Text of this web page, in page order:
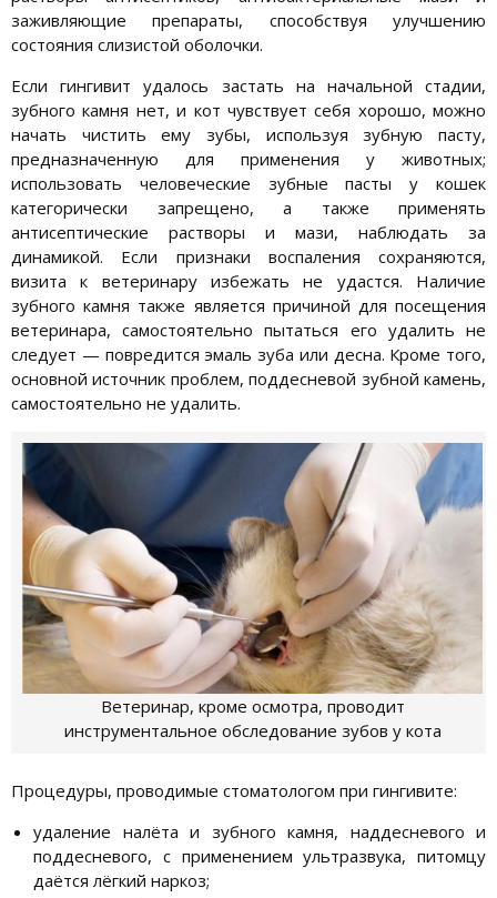
заживляющие препараты, способствуя улучшению
состояния слизистой оболочки.
Если гингивит удалось застать на начальной стадии,
зубного камня нет, и кот чувствует себя хорошо, можно
начать чистить ему зубы, используя зубную пасту,
предназначенную для применения у животных;
использовать человеческие зубные пасты у кошек
категорически запрещено, а также применять
антисептические растворы и мази, наблюдать за
динамикой. Если признаки воспаления сохраняются,
визита к ветеринару избежать не удастся. Наличие
зубного камня также является причиной для посещения
ветеринара, самостоятельно пытаться его удалить не
следует — повредится эмаль зуба или десна. Кроме того,
основной источник проблем, поддесневой зубной камень,
самостоятельно не удалить.
Ветеринар, кроме осмотра, проводит
инструментальное обследование зубов у кота
Процедуры, проводимые стоматологом при гингивите:
удаление налёта и зубного камня, наддесневого и
поддесневого, с применением ультразвука, питомцу
даётся лёгкий наркоз;